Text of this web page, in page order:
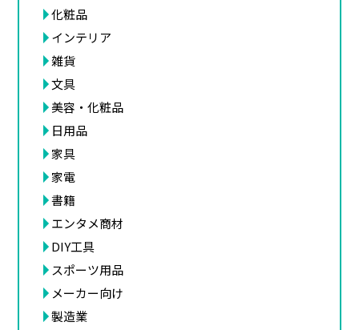
化粧品
インテリア
雑貨
文具
美容・化粧品
日用品
家具
家電
書籍
エンタメ商材
DIY工具
スポーツ用品
メーカー向け
製造業